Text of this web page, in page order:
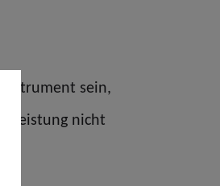
sein,
Leistung nicht